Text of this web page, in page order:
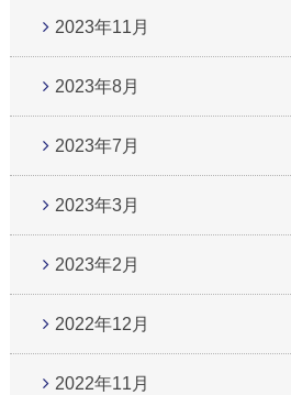
2023年11月
2023年8月
2023年7月
2023年3月
2023年2月
2022年12月
2022年11月